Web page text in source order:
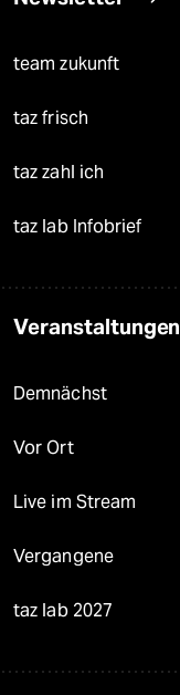
team zukunft
taz frisch
taz zahl ich
taz lab Infobrief
Veranstaltungen
Demnächst
Vor Ort
Live im Stream
Vergangene
taz lab 2027